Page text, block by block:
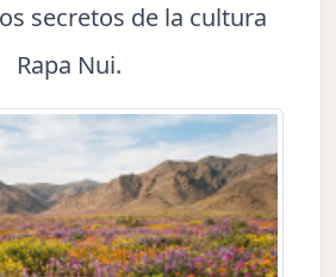
secretos de la cultura
Rapa Nui.